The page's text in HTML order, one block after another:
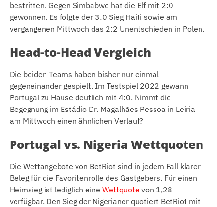
bestritten. Gegen Simbabwe hat die Elf mit 2:0
gewonnen. Es folgte der 3:0 Sieg Haiti sowie am
vergangenen Mittwoch das 2:2 Unentschieden in Polen.
Head-to-Head Vergleich
Die beiden Teams haben bisher nur einmal
gegeneinander gespielt. Im Testspiel 2022 gewann
Portugal zu Hause deutlich mit 4:0. Nimmt die
Begegnung im Estádio Dr. Magalhães Pessoa in Leiria
am Mittwoch einen ähnlichen Verlauf?
Portugal vs. Nigeria Wettquoten
Die Wettangebote von BetRiot sind in jedem Fall klarer
Beleg für die Favoritenrolle des Gastgebers. Für einen
Heimsieg ist lediglich eine Wettquote von 1,28
verfügbar. Den Sieg der Nigerianer quotiert BetRiot mit